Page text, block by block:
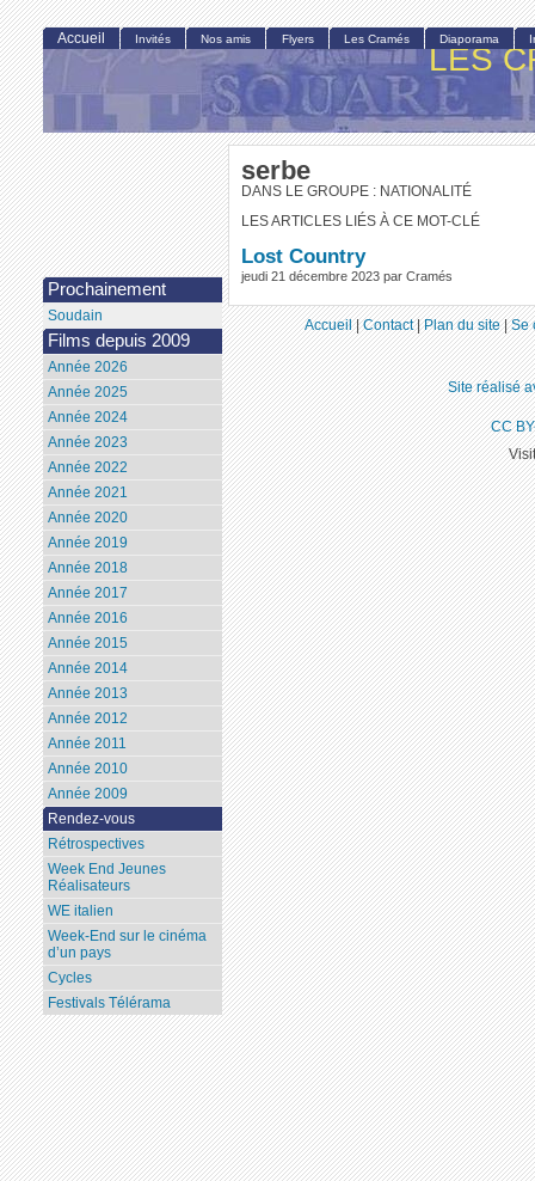
LES
serbe
DANS LE GROUPE : NATIONALITÉ
LES ARTICLES LIÉS À CE MOT-CLÉ
Lost Country
jeudi 21 décembre 2023 par Cramés
Accueil Invités Nos amis Flyers Les Cramés Diaporama
Prochainement
Soudain
Films depuis 2009
Année 2026
Année 2025
Année 2024
Année 2023
Année 2022
Année 2021
Année 2020
Année 2019
Année 2018
Année 2017
Année 2016
Année 2015
Année 2014
Année 2013
Année 2012
Année 2011
Année 2010
Année 2009
Rendez-vous
Rétrospectives
Week End Jeunes
Réalisateurs
WE italien
Week-End sur le cinéma
d’un pays
Cycles
Festivals Télérama
Accueil|Contact|Plan du site|Se
Site réalisé
CC